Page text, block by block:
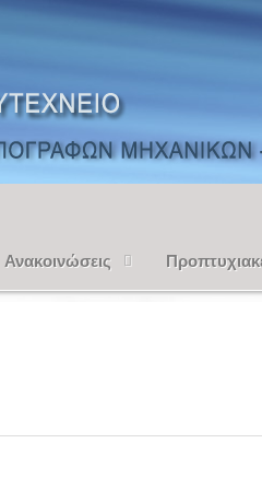
Ανακοινώσεις